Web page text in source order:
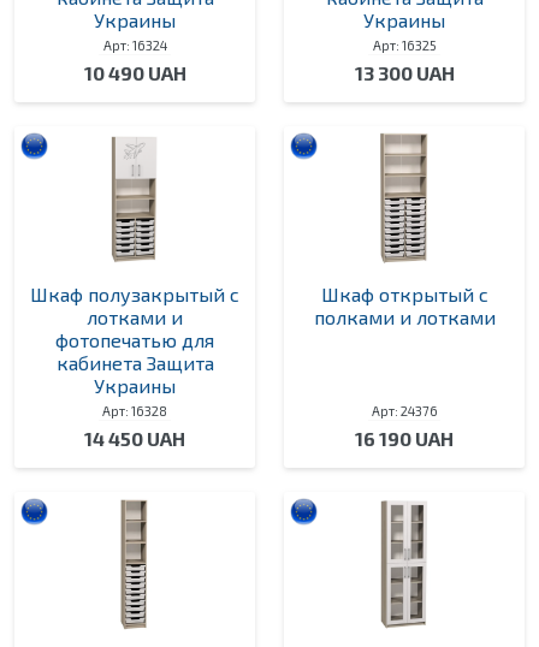
Украины
Арт: 16324
10 490 UAH
Украины
Арт: 16325
13 300 UAH
Шкаф полузакрытый с
лотками и
фотопечатью для
кабинета Защита
Украины
Арт: 16328
14 450 UAH
Шкаф открытый с
полками и лотками
Арт: 24376
16 190 UAH